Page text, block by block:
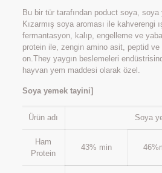
Bu bir tür tarafından poduct soya, soya
Kızarmış soya aroması ile kahverengi
fermantasyon, kalıp, engelleme ve
protein ile, zengin amino asit, peptid
on.They yaygın beslemeleri
hayvan yem maddesi olarak özel.
Soya yemek tayini]
Ürün adı Soya
Ham
Protein
43% min